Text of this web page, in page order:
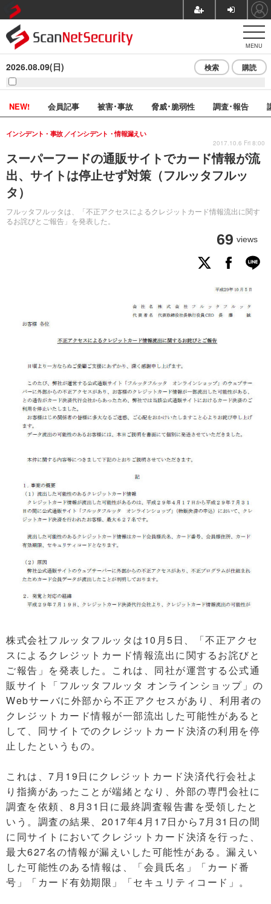
MENU
2026.08.09(日) 検索 購読
NEW! 会員記事 被害･事故 脅威･脆弱性 調査･報告
スーパーフードの通販サイトでカード情報が流
出、サイトは停止せず対策（フルッタフルッ
タ）
フルッタフルッタは、「不正アクセスによるクレジットカード情報流出に関す
るお詫びとご報告」を発表した。
インシデント・事故 インシデント・情報漏えい
69 views
2017.10.6 Fri 8:00
株式会社フルッタフルッタは10月5日、「不正アクセ
スによるクレジットカード情報流出に関するお詫びと
ご報告」を発表した。これは、同社が運営する公式通
販サイト「フルッタフルッタ オンラインショップ」の
Webサーバに外部から不正アクセスがあり、利用者の
クレジットカード情報が一部流出した可能性があると
して、同サイトでのクレジットカード決済の利用を停
止したというもの。
これは、7月19日にクレジットカード決済代行会社よ
り指摘があったことが端緒となり、外部の専門会社に
調査を依頼、8月31日に最終調査報告書を受領したと
いう。調査の結果、2017年4月17日から7月31日の間
に同サイトにおいてクレジットカード決済を行った、
最大627名の情報が漏えいした可能性がある。漏えい
した可能性のある情報は、「会員氏名」「カード番
号」「カード有効期限」「セキュリティコード」。